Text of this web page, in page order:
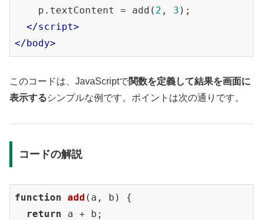
    p.textContent = add(
2 , 3 );
</script>
</body>
このコードは、JavaScriptで関数を定義して結果を画面に
表示するシンプルな例です。ポイントは次の通りです。
コードの解説
function add ( a, b ) {
return a + b;